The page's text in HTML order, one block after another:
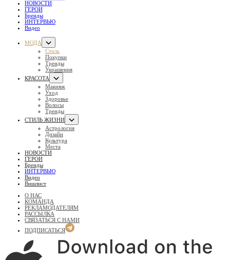
НОВОСТИ
ГЕРОИ
Бренды
ИНТЕРВЬЮ
Видео
МОДА
Стиль
Покупки
Тренды
Украшения
КРАСОТА
Макияж
Уход
Здоровье
Волосы
Тренды
СТИЛЬ ЖИЗНИ
Астрология
Дизайн
Культура
Места
НОВОСТИ
ГЕРОИ
Бренды
ИНТЕРВЬЮ
Видео
Вишлист
О НАС
КОМАНДА
РЕКЛАМОДАТЕЛЯМ
РАССЫЛКА
СВЯЗАТЬСЯ С НАМИ
ПОДПИСАТЬСЯ